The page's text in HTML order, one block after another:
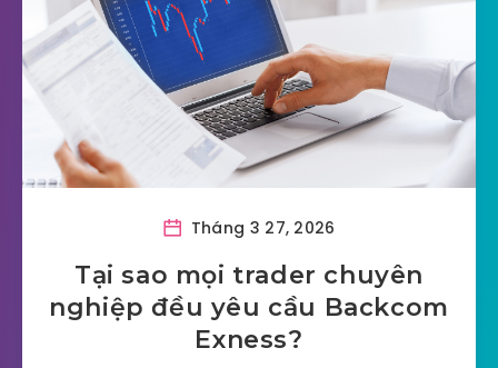
Tháng 3 27, 2026
Tại sao mọi trader chuyên
nghiệp đều yêu cầu Backcom
Exness?